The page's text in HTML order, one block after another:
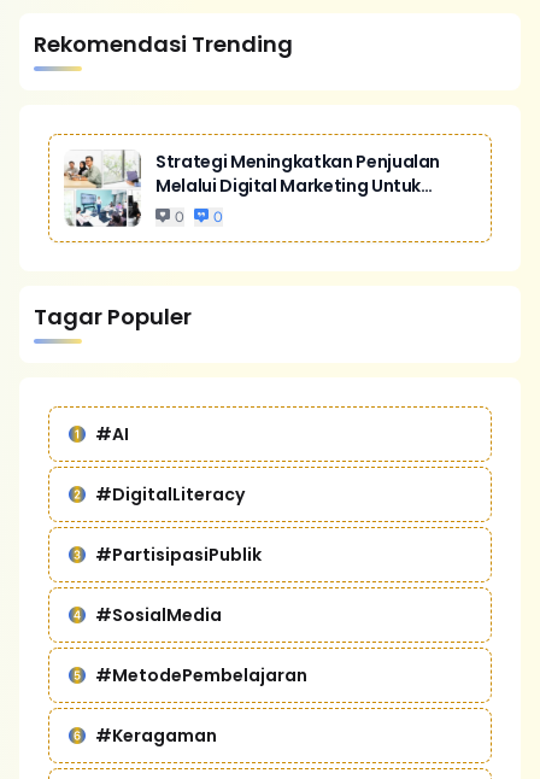
Rekomendasi Trending
Strategi Meningkatkan Penjualan
Melalui Digital Marketing Untuk
Bisnis Yang Lebih Kompetitif
0 0
Tagar Populer
#AI
#DigitalLiteracy
#PartisipasiPublik
#SosialMedia
#MetodePembelajaran
#Keragaman